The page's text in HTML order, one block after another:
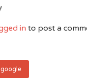
in to post a